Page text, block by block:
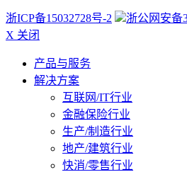
浙ICP备15032728号-2
浙公网安备
X 关闭
产品与服务
解决方案
互联网/IT行业
金融保险行业
生产/制造行业
地产/建筑行业
快消/零售行业